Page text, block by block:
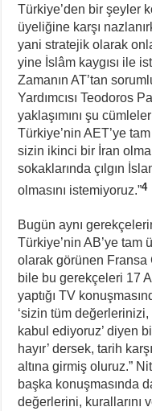
Türkiye’den bir şeyler
üyeliğine karşı
yani stratejik olarak
yine İslâm kaygısı ile
Zamanın AT’tan
Yardımcısı Teodoros
yaklaşımını şu
Türkiye’nin AET’ye
sizin ikinci bir İran
sokaklarında çılgın
olmasını istemiyoruz.”4
Bugün aynı
Türkiye’nin AB’ye tam
olarak görünen Fransa
bile bu gerekçeleri 17
yaptığı TV
‘sizin tüm değerlerinizi,
kabul ediyoruz’ diyen
hayır’ dersek, tarih
altına girmiş oluruz.”
başka konuşmasında
değerlerini, kurallarını